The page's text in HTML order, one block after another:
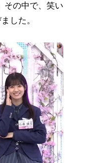
その中で、笑い
した。